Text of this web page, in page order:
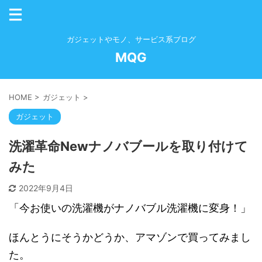
ガジェットやモノ、サービス系ブログ
MQG
HOME > ガジェット >
ガジェット
洗濯革命Newナノバブールを取り付けて
みた
2022年9月4日
「今お使いの洗濯機がナノバブル洗濯機に変身！」
ほんとうにそうかどうか、アマゾンで買ってみまし
た。